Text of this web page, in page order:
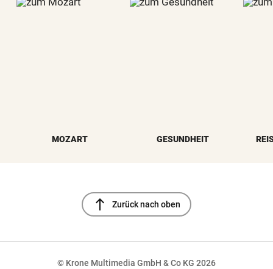
MOZART GESUNDHEIT
north Zurück nach oben
© Krone Multimedia GmbH & Co KG 2026